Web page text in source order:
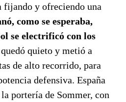
fijando y ofreciendo una
como se esperaba,
se electrificó con los
quieto y metió a
de alto recorrido, para
defensiva. España
portería de Sommer, con